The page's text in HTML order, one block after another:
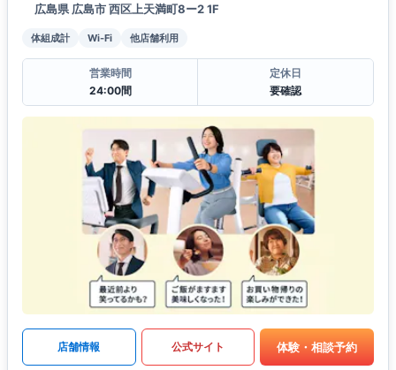
広島県 広島市 西区上天満町8ー2 1F
体組成計 Wi-Fi 他店舗利用
営業時間
24:00間
定休日
要確認
店舗情報 公式サイト 体験・相談予約